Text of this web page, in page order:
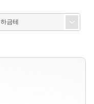
하금테